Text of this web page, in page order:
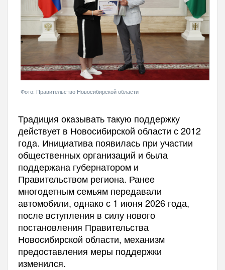
Фото: Правительство Новосибирской области
Традиция оказывать такую поддержку
действует в Новосибирской области с 2012
года. Инициатива появилась при участии
общественных организаций и была
поддержана губернатором и
Правительством региона. Ранее
многодетным семьям передавали
автомобили, однако с 1 июня 2026 года,
после вступления в силу нового
постановления Правительства
Новосибирской области, механизм
предоставления меры поддержки
изменился.